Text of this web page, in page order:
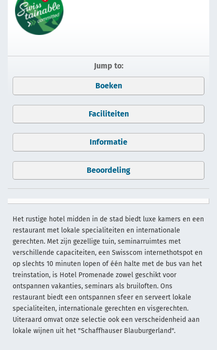
Jump to:
Boeken
Faciliteiten
Informatie
Beoordeling
Het rustige hotel midden in de stad biedt luxe kamers en een
restaurant met lokale specialiteiten en internationale
gerechten. Met zijn gezellige tuin, seminarruimtes met
verschillende capaciteiten, een Swisscom internethotspot en
op slechts 10 minuten lopen of één halte met de bus van het
treinstation, is Hotel Promenade zowel geschikt voor
ontspannen vakanties, seminars als bruiloften. Ons
restaurant biedt een ontspannen sfeer en serveert lokale
specialiteiten, internationale gerechten en visgerechten.
Uiteraard omvat onze selectie ook een verscheidenheid aan
lokale wijnen uit het "Schaffhauser Blauburgerland".